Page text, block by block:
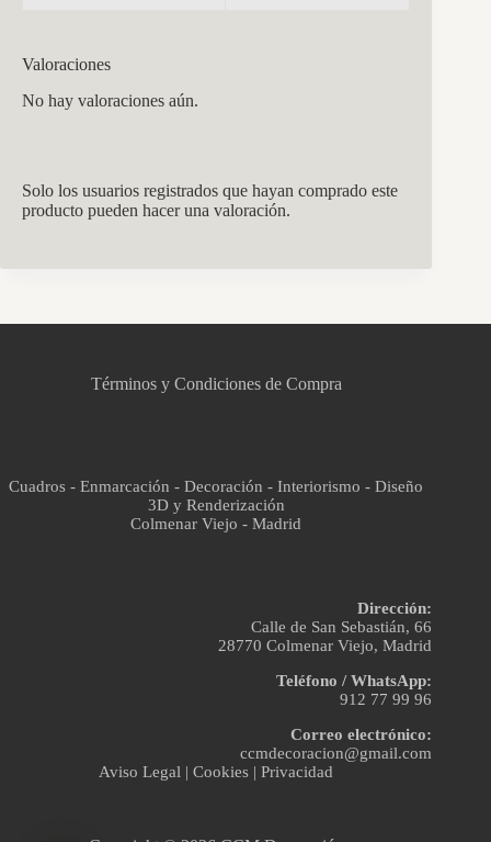
Valoraciones
No hay valoraciones aún.
Solo los usuarios registrados que hayan comprado este
producto pueden hacer una valoración.
Términos y Condiciones de Compra
Cuadros - Enmarcación - Decoración - Interiorismo - Diseño
3D y Renderización
Colmenar Viejo - Madrid
Dirección:
Calle de San Sebastián, 66
28770 Colmenar Viejo, Madrid
Teléfono / WhatsApp:
912 77 99 96
Correo electrónico:
ccmdecoracion@gmail.com
Aviso Legal |Cookies |Privacidad
Asistente virtual · En línea